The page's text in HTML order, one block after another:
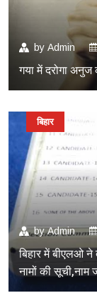
by Admin
गया में दरोगा
byAdmin
बिहार में बीएलओ ने
नामों की
बिहार